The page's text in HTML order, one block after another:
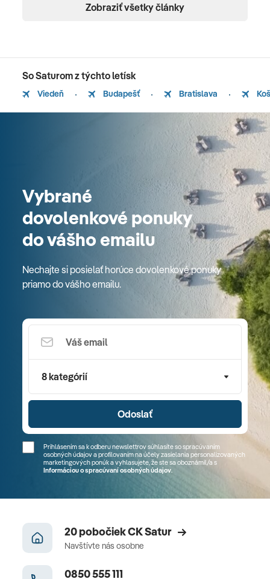
Zobraziť všetky články
So Saturom z týchto letísk
Viedeň Budapešť Bratislava
Vybrané
dovolenkové ponuky
do vášho emailu
Nechajte si posielať horúce dovolenkové ponuky
priamo do vášho emailu.
8 kategórií
Odoslať
Prihlásením sa k odberu newslettrov súhlasíte so spracúvaním
osobných údajov a profilovaním na účely zasielania personalizovaných
marketingových ponúk a vyhlasujete, že ste sa oboznámil/a s
Informáciou o spracúvaní osobných údajov.
20 pobočiek CK Satur
Navštívte nás osobne
0850 555 111